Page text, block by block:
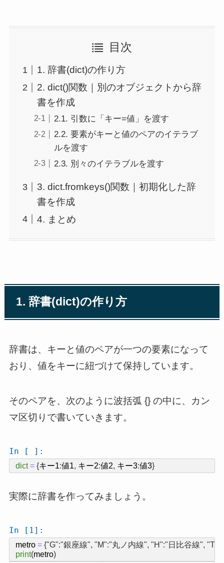
目次
1. 辞書(dict)の作り方
2. dict()関数｜別のオブジェクトから辞
書を作成
2.1. 引数に「キー=値」を渡す
2.2. 要素がキーと値のペアのイテラブ
ルを渡す
2.3. 別々のイテラブルを渡す
3. dict.fromkeys()関数｜初期化した辞
書を作成
4. まとめ
1. 辞書(dict)の作り方
辞書は、キーと値のペアが一つの要素になって
おり、値をキーに紐づけて保持しています。
そのペアを、次のように波括弧 {} の中に、カン
マ区切りで書いていきます。
In [ ]:
dict = {キー1:値1, キー2:値2, キー3:値3}
実際に辞書を作ってみましょう。
In [1]:
metro = {"G":"銀座線", "M":"丸ノ内線", "H":"日比谷線", "T"
print(metro)